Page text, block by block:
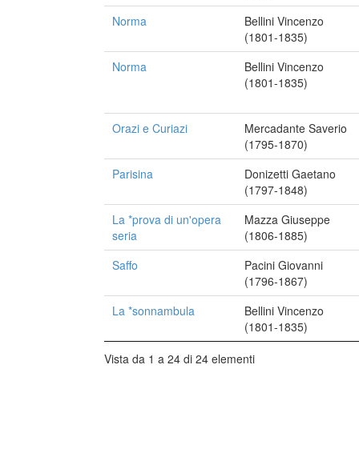
Norma
Bellini Vincenzo
(1801-1835)
Norma
Bellini Vincenzo
(1801-1835)
Orazi e Curiazi
Mercadante Saverio
(1795-1870)
Parisina
Donizetti Gaetano
(1797-1848)
La *prova di un'opera
seria
Mazza Giuseppe
(1806-1885)
Saffo
Pacini Giovanni
(1796-1867)
La *sonnambula
Bellini Vincenzo
(1801-1835)
Vista da 1 a 24 di 24 elementi